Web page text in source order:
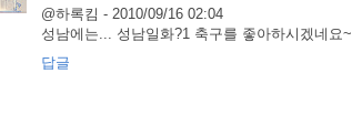
@하록킴 - 2010/09/16 02:04
성남에는... 성남일화?1 축구를 좋아하시겠네요~
답글